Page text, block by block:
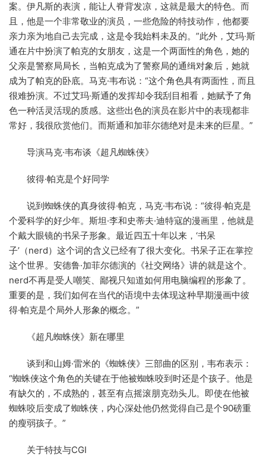
案。伊凡斯的表演，能让人脊背发凉，这就是最大的特色。而
且，他是一个非常敬业的演员，一些危险的特技动作，他都要
亲力亲为地自己去完成，这是令我始料未及的。”此外，艾玛·斯
通在片中扮演了帕克的女朋友，这是一个两面性的角色，她的
父亲是警察局局长，当帕克成为了警察局的通缉对象后，她就
成为了帕克的卧底。马克·韦布说：“这个角色具有两面性，而且
很难扮演。不过艾玛·斯通的发挥却令我刮目相看，她赋予了角
色一种活灵活现的质感。这些出色的演员在影片中的表现都非
常好，我很欣赏他们。而斯通和加菲尔德绝对是未来的巨星。”
导演马克·韦布谈《超凡蜘蛛侠》
彼得·帕克是个好同学
说到蜘蛛侠的真身彼得·帕克，马克·韦布说：“彼得·帕克是
个爱科学的好少年。斯坦·李和史蒂夫·迪特寇的漫画里，他就是
个戴大眼镜的书呆子形象。最近四五十年以来，‘书呆
子’（nerd）这个词的含义已经有了很大变化。书呆子正在掌控
这个世界。安德鲁·加菲尔德演的《社交网络》讲的就是这个。
nerd不再是受人嘲笑、鄙视只知道如何用电脑编程的形象了。
重要的是，我们如何在当代的语境中去体现这种早期漫画中彼
得·帕克是个局外人形象的概念。”
《超凡蜘蛛侠》新在哪里
谈到和山姆·雷米的《蜘蛛侠》三部曲的区别，韦布表示：
“蜘蛛侠这个角色的关键在于他被蜘蛛咬到时还是个孩子。他是
有缺欠的，不成熟的，甚至有点摇滚朋克劲头儿。即使在他被
蜘蛛咬后变成了蜘蛛侠，内心深处他仍然觉得自己是个90磅重
的瘦弱孩子。”
关于特技与CGI